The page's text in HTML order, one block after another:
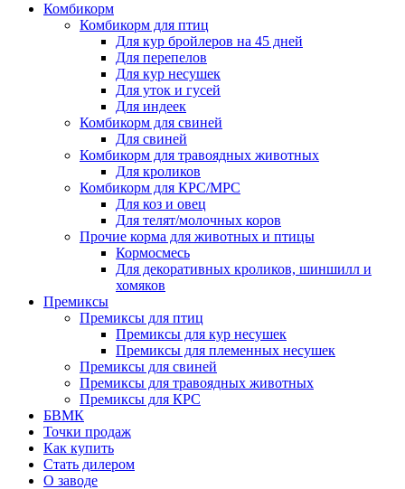
Комбикорм
Комбикорм для птиц
Для кур бройлеров на 45 дней
Для перепелов
Для кур несушек
Для уток и гусей
Для индеек
Комбикорм для свиней
Для свиней
Комбикорм для травоядных животных
Для кроликов
Комбикорм для КРС/МРС
Для коз и овец
Для телят/молочных коров
Прочие корма для животных и птицы
Кормосмесь
Для декоративных кроликов, шиншилл и
хомяков
Премиксы
Премиксы для птиц
Премиксы для кур несушек
Премиксы для племенных несушек
Премиксы для свиней
Премиксы для травоядных животных
Премиксы для КРС
БВМК
Точки продаж
Как купить
Стать дилером
О заводе